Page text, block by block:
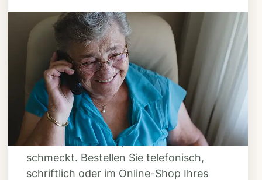
Schritt 3
Bestellen & liefern
lassen
Suchen Sie sich aus dem Speiseplan
Ihres Anbieters aus, was Ihnen
schmeckt. Bestellen Sie telefonisch,
schriftlich oder im Online-Shop Ihres